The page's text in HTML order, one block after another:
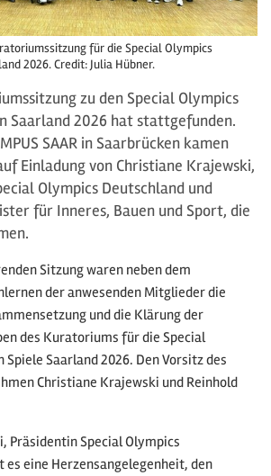
zu den Special Olympics
Saarland 2026 hat stattgefunden.
SAAR in Saarbrücken kamen
Einladung von Christiane Krajewski,
Olympics Deutschland und
für Inneres, Bauen und Sport, die
Sitzung waren neben dem
der anwesenden Mitglieder die
und die Klärung der
des Kuratoriums für die Special
Saarland 2026. Den Vorsitz des
Christiane Krajewski und Reinhold
Präsidentin Special Olympics
es eine Herzensangelegenheit, den
für die Special Olympics
2026. Credit: Julia Hübner.